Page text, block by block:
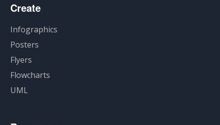
Create
Infographics
Posters
Flyers
Flowcharts
UML